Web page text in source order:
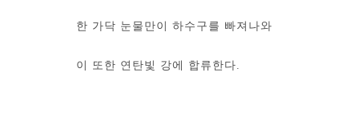
한 가닥 눈물만이 하수구를 빠져나와
이 또한 연탄빛 강에 합류한다.